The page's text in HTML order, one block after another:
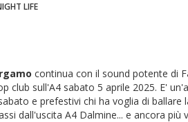
LIFE
continua con il sound potente di F
club sull'A4 sabato 5 aprile 2025. E'
e prefestivi chi ha voglia di ballare
dall'uscita A4 Dalmine... e ancora più